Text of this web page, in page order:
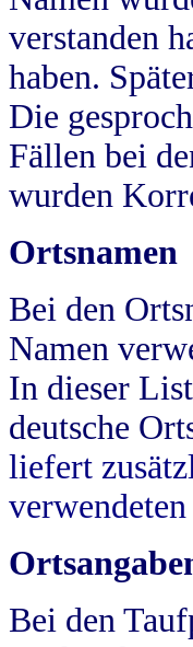
verstanden
haben.
Die
Fällen bei
wurden
Ortsnamen
Bei den
Namen
In dieser
deutsche
liefert
Bei den